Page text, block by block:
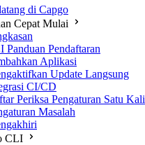
di Capgo
Cepat Mulai
Panduan Pendaftaran
Aplikasi
Update Langsung
CI/CD
Periksa Pengaturan Satu Kali
Masalah
CLI